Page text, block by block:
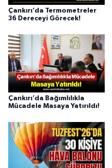
Çankırı’da Termometreler
36 Dereceyi Görecek!
Çankırı’da Bağımlılıkla
Mücadele Masaya Yatırıldı!